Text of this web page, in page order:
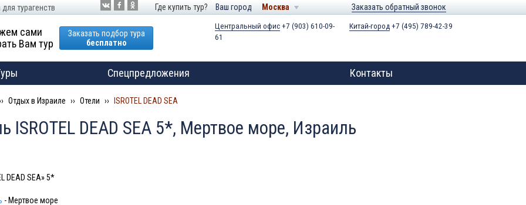
турагенств Где купить тур? Ваш город Москва Заказать обратный звонок
сами
Вам тур
Заказать подбор тура
бесплатно
Центральный офис+7 (903) 610-09-
61
Китай-город+7 (495) 789-42-39
Спецпредложения Контакты
Отдых в Израиле Отели ISROTEL DEAD SEA
ISROTEL DEAD SEA 5*, Мертвое море, Израиль
DEAD SEA» 5*
- Мертвое море